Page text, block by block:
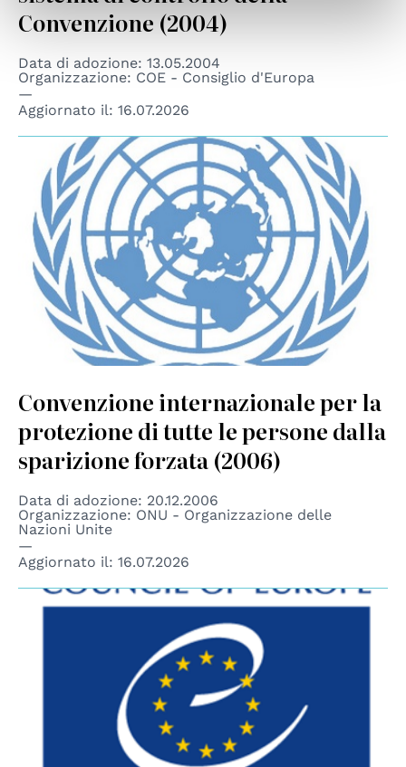
Convenzione (2004)
Data di adozione: 13.05.2004
Organizzazione: COE - Consiglio d'Europa
Aggiornato il: 16.07.2026
Convenzione internazionale per la
protezione di tutte le persone dalla
sparizione forzata (2006)
Data di adozione: 20.12.2006
Organizzazione: ONU - Organizzazione delle
Nazioni Unite
Aggiornato il: 16.07.2026